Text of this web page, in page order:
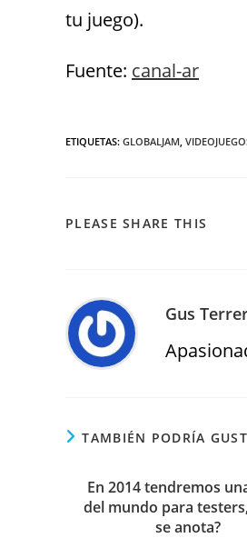
tu juego).
Fuente: canal-ar
ETIQUETAS: GLOBALJAM,
PLEASE SHARE THIS
Gus
TAMBIÉN PODRÍA
En 2014 tendremos
del mundo para
se anota?